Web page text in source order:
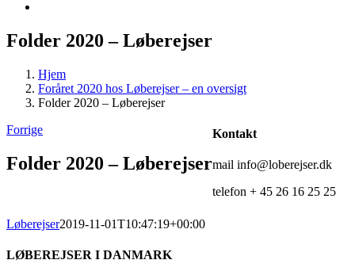
Folder 2020 – Løberejser
Hjem
Foråret 2020 hos Løberejser – en oversigt
Folder 2020 – Løberejser
Forrige
Folder 2020 – Løberejser
Løberejser2019-11-01T10:47:19+00:00
LØBEREJSER I DANMARK
Kontakt
mail info@loberejser.dk
telefon + 45 26 16 25 25